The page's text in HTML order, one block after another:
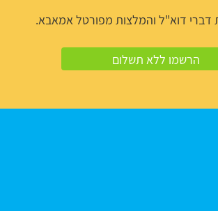
דוא"ל והמלצות מפורטל אמאבא.